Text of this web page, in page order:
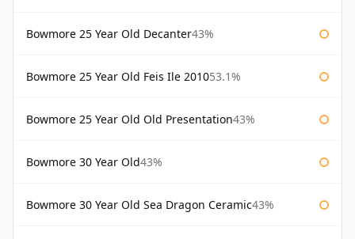
Bowmore 25 Year Old Decanter43%
Bowmore 25 Year Old Feis Ile 201053.1%
Bowmore 25 Year Old Old Presentation43%
Bowmore 30 Year Old43%
Bowmore 30 Year Old Sea Dragon Ceramic43%